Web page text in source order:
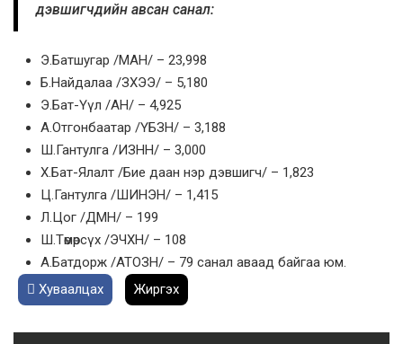
дэвшигчдийн авсан санал:
Э.Батшугар /МАН/ – 23,998
Б.Найдалаа /ЗХЭЭ/ – 5,180
Э.Бат-Үүл /АН/ – 4,925
А.Отгонбаатар /ҮБЗН/ – 3,188
Ш.Гантулга /ИЗНН/ – 3,000
Х.Бат-Ялалт /Бие даан нэр дэвшигч/ – 1,823
Ц.Гантулга /ШИНЭН/ – 1,415
Л.Цог /ДМН/ – 199
Ш.Төмөрсүх /ЭЧХН/ – 108
А.Батдорж /АТОЗН/ – 79 санал аваад байгаа юм.
Хуваалцах
Жиргэх